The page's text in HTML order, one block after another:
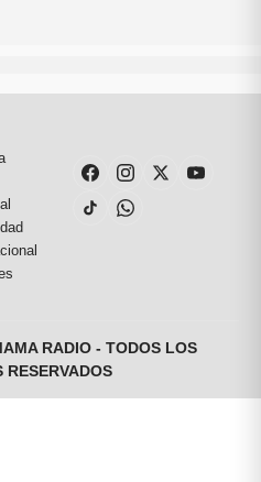
RADIO - TODOS LOS
RESERVADOS